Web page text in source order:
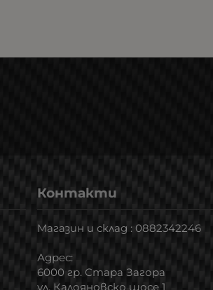
Контакти
Магазин и склад : 0882342246
Адрес:
6000 гр. Стара Загора
ул. Калояновско шосе 1